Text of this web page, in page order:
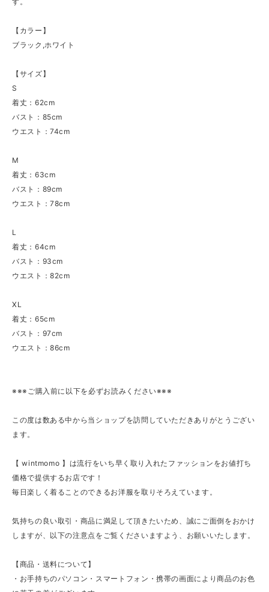
【カラー】
ブラック,ホワイト
【サイズ】
S
着丈：62cm
バスト：85cm
ウエスト：74cm
M
着丈：63cm
バスト：89cm
ウエスト：78cm
L
着丈：64cm
バスト：93cm
ウエスト：82cm
XL
着丈：65cm
バスト：97cm
ウエスト：86cm
※※※ご購入前に以下を必ずお読みください※※※
この度は数ある中から当ショップを訪問していただきありがとうござい
ます。
【 wintmomo 】は流行をいち早く取り入れたファッションをお値打ち
価格で提供するお店です！
毎日楽しく着ることのできるお洋服を取りそろえています。
気持ちの良い取引・商品に満足して頂きたいため、誠にご面倒をおかけ
しますが、以下の注意点をご覧くださいますよう、お願いいたします。
【商品・送料について】
・お手持ちのパソコン・スマートフォン・携帯の画面により商品のお色